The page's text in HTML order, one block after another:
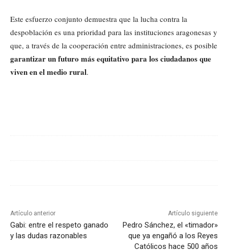
Este esfuerzo conjunto demuestra que la lucha contra la
despoblación es una prioridad para las instituciones aragonesas y
que, a través de la cooperación entre administraciones, es posible
garantizar un futuro más equitativo para los ciudadanos que
viven en el medio rural.
Artículo anterior
Gabi: entre el respeto ganado
y las dudas razonables
Artículo siguiente
Pedro Sánchez, el «timador»
que ya engañó a los Reyes
Católicos hace 500 años